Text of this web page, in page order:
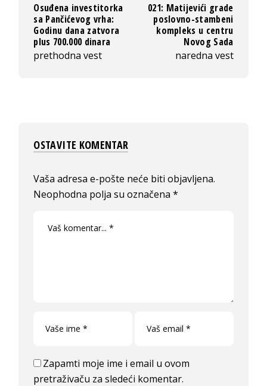
Osuđena investitorka
sa Pančićevog vrha:
Godinu dana zatvora
plus 700.000 dinara
prethodna vest
021: Matijevići grade
poslovno-stambeni
kompleks u centru
Novog Sada
naredna vest
OSTAVITE KOMENTAR
Vaša adresa e-pošte neće biti objavljena.
Neophodna polja su označena*
Zapamti moje ime i email u ovom
pretraživaču za sledeći komentar.